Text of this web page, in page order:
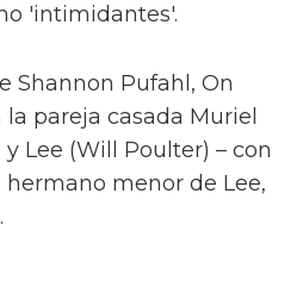
'intimidantes'.
Shannon Pufahl, On
la pareja casada Muriel
Lee (Will Poulter) – con
menor de Lee,